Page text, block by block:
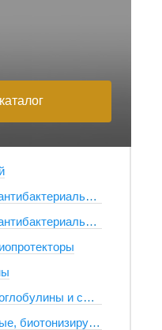
Антибиотики и другие антибактериальные препараты инъекционные и внутреннего применения
Антибиотики и другие антибактериальные препараты местного применения
Биопрепараты. Иммуноглобулины и сыворотки
Витаминно-минеральные, биотонизирующие препараты и лакомства